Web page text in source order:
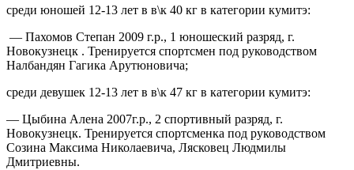
среди юношей 12-13 лет в в\к 40 кг в категории кумитэ:
— Пахомов Степан 2009 г.р., 1 юношеский разряд, г.
Новокузнецк . Тренируется спортсмен под руководством
Налбандян Гагика Арутюновича;
среди девушек 12-13 лет в в\к 47 кг в категории кумитэ:
— Цыбина Алена 2007г.р., 2 спортивный разряд, г.
Новокузнецк. Тренируется спортсменка под руководством
Созина Максима Николаевича, Лясковец Людмилы
Дмитриевны.